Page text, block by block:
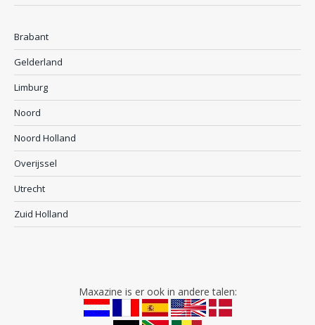
Brabant
Gelderland
Limburg
Noord
Noord Holland
Overijssel
Utrecht
Zuid Holland
Maxazine is er ook in andere talen: